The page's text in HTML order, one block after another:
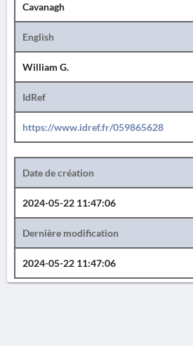
Cavanagh
English
William G.
IdRef
https://www.idref.fr/059865628
Date de création
2024-05-22 11:47:06
Dernière modification
2024-05-22 11:47:06